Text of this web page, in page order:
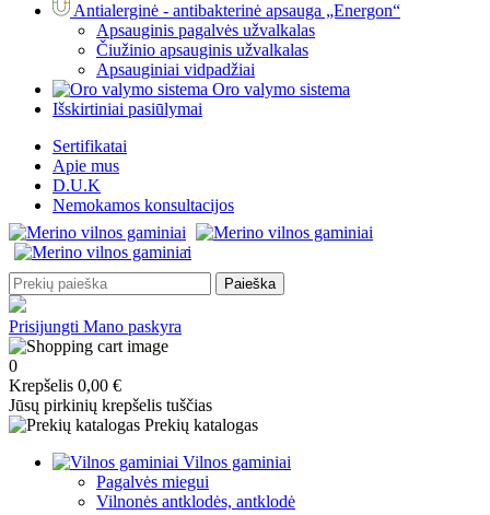
Antialerginė - antibakterinė apsauga „Energon“
Apsauginis pagalvės užvalkalas
Čiužinio apsauginis užvalkalas
Apsauginiai vidpadžiai
Oro valymo sistema
Išskirtiniai pasiūlymai
Sertifikatai
Apie mus
D.U.K
Nemokamos konsultacijos
Paieška
Prisijungti Mano paskyra
0
Krepšelis 0,00 €
Jūsų pirkinių krepšelis tuščias
Prekių katalogas
Vilnos gaminiai
Pagalvės miegui
Vilnonės antklodės, antklodė